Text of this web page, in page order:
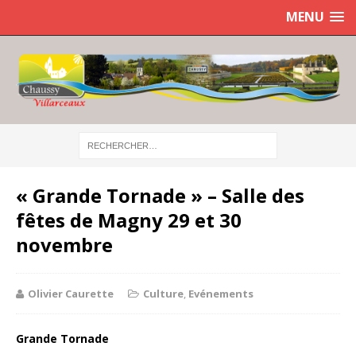
MENU
« Grande Tornade » – Salle des
fêtes de Magny 29 et 30
novembre
Olivier Caurette Culture, Evénements
Grande Tornade